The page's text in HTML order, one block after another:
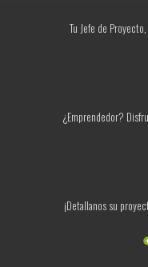
Tu Jefe de
¿Emprendedor?
¡Detallanos su